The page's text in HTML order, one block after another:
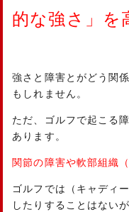
的な強さ」を
強さと障害とがどう関
もしれません。
ただ、ゴルフで起こる
あります。
関節の障害や軟部組織
ゴルフでは（キャディ
したりすることはない